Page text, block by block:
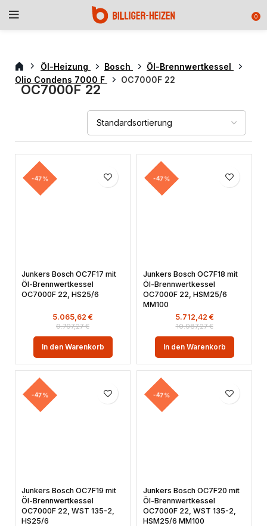
0
Öl-Heizung Bosch
Öl-Brennwertkessel
Olio Condens 7000 F
OC7000F 22
OC7000F 22
-47%
Junkers Bosch OC7F17 mit
Öl-Brennwertkessel
OC7000F 22, HS25/6
9.797,27€
5.065,62 €
In den Warenkorb
-47%
Junkers Bosch OC7F18 mit
Öl-Brennwertkessel
OC7000F 22, HSM25/6
MM100
10.987,27€
5.712,42 €
In den Warenkorb
-47%
Junkers Bosch OC7F19 mit
Öl-Brennwertkessel
OC7000F 22, WST 135-2,
HS25/6
-47%
Junkers Bosch OC7F20 mit
Öl-Brennwertkessel
OC7000F 22, WST 135-2,
HSM25/6 MM100